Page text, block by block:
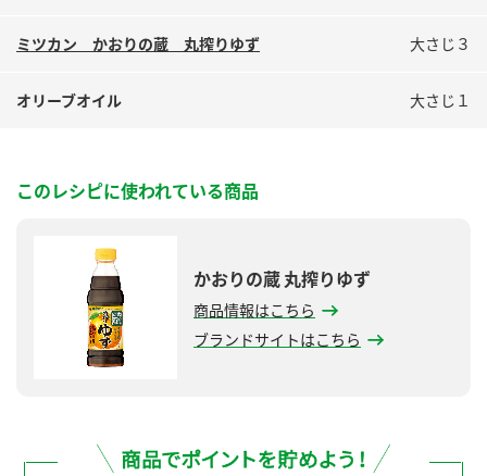
ミツカン かおりの蔵 丸搾りゆず 大さじ３
オリーブオイル 大さじ１
このレシピに使われている商品
かおりの蔵 丸搾りゆず
商品情報はこちら
ブランドサイトはこちら